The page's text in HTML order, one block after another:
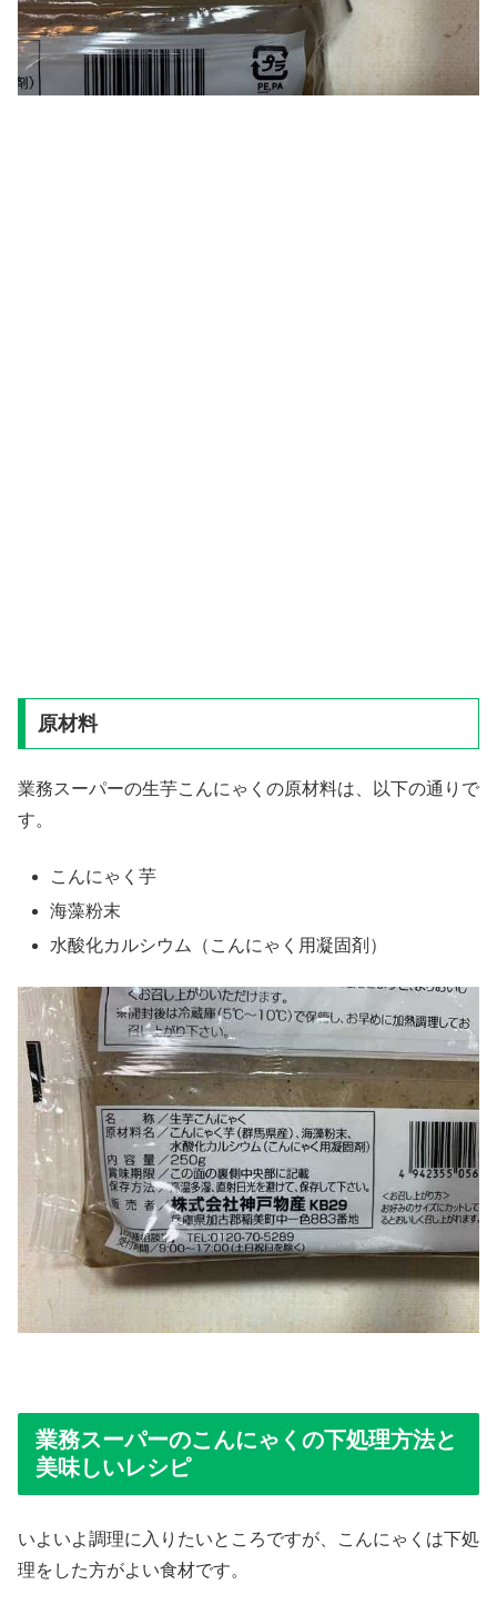
原材料
業務スーパーの生芋こんにゃくの原材料は、以下の通りで
す。
こんにゃく芋
海藻粉末
水酸化カルシウム（こんにゃく用凝固剤）
業務スーパーのこんにゃくの下処理方法と
美味しいレシピ
いよいよ調理に入りたいところですが、こんにゃくは下処
理をした方がよい食材です。